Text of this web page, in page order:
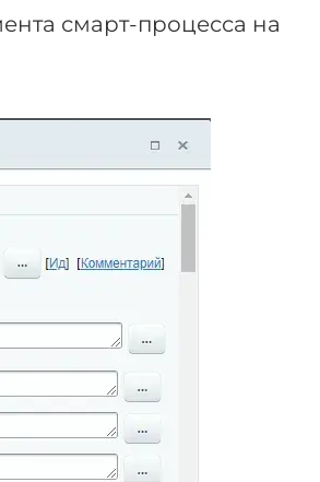
смарт-процесса на